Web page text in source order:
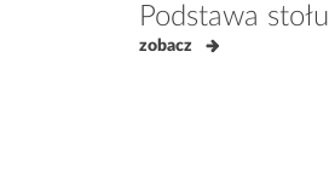
Podstawa stołu
zobacz